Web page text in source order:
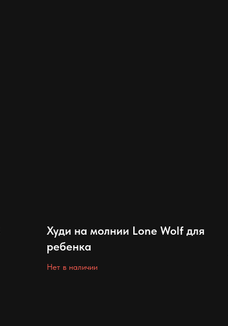
Худи на молнии Lone Wolf для
ребенка
Нет в наличии